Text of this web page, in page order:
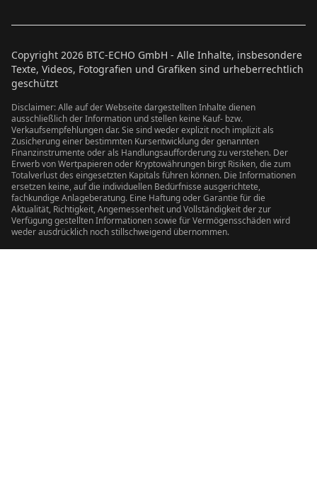
Copyright 2026 BTC-ECHO GmbH - Alle Inhalte, insbesondere
Texte, Videos, Fotografien und Grafiken sind urheberrechtlich
geschützt
Disclaimer: Alle auf der Webseite dargestellten Inhalte dienen
ausschließlich der Information und stellen keine Kauf- bzw.
Verkaufsempfehlungen dar. Sie sind weder explizit noch implizit als
Zusicherung einer bestimmten Kursentwicklung der genannten
Finanzinstrumente oder als Handlungsaufforderung zu verstehen. Der
Erwerb von Wertpapieren oder Kryptowährungen birgt Risiken, die zum
Totalverlust des eingesetzten Kapitals führen können. Die Informationen
ersetzen keine, auf die individuellen Bedürfnisse ausgerichtete,
fachkundige Anlageberatung. Eine Haftung oder Garantie für die
Aktualität, Richtigkeit, Angemessenheit und Vollständigkeit der zur
Verfügung gestellten Informationen sowie für Vermögensschäden wird
weder ausdrücklich noch stillschweigend übernommen.